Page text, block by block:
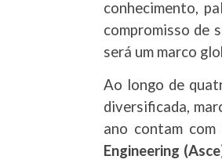
conhecimento,
compromisso de
será um marco
Ao longo de
diversificada,
ano contam
Engineering